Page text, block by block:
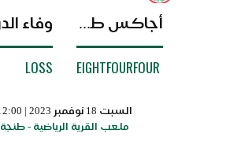
أجاكس طنجة
EIGHTFOURFOUR
LOSS
السبت 18 نوفمبر 2023 | 12:00
ملعب القرية الرياضية - طنجة